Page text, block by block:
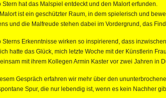
Stern hat das Malspiel entdeckt und den Malort erfunden.
ist ein geschützter Raum, in dem spielerisch und
und die Malfreude stehen dabei im Vordergrund, das
Sterns Erkenntnisse wirken so inspirierend, dass
hatte das Glück, mich letzte Woche mit der Künstlerin
mit ihrem Kollegen Armin Kaster vor zwei Jahren in
Gespräch erfahren wir mehr über den
Spur, die nur lebendig ist, wenn es kein Nachher